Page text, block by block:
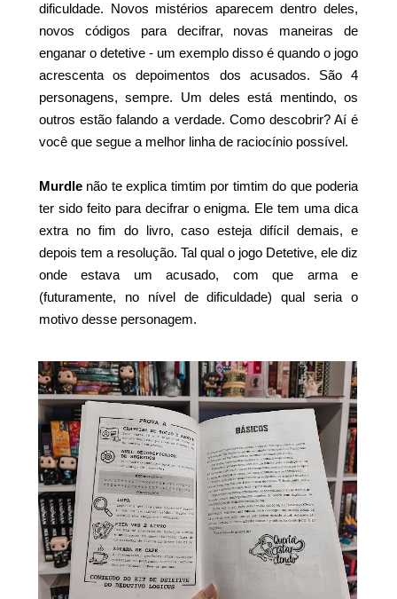
dificuldade. Novos mistérios aparecem dentro deles,
novos códigos para decifrar, novas maneiras de
enganar o detetive - um exemplo disso é quando o jogo
acrescenta os depoimentos dos acusados. São 4
personagens, sempre. Um deles está mentindo, os
outros estão falando a verdade. Como descobrir? Aí é
você que segue a melhor linha de raciocínio possível.
Murdle não te explica timtim por timtim do que poderia
ter sido feito para decifrar o enigma. Ele tem uma dica
extra no fim do livro, caso esteja difícil demais, e
depois tem a resolução. Tal qual o jogo Detetive, ele diz
onde estava um acusado, com que arma e
(futuramente, no nível de dificuldade) qual seria o
motivo desse personagem.